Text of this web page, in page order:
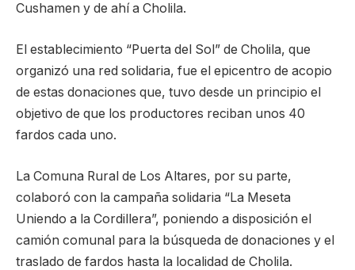
Cushamen y de ahí a Cholila.
El establecimiento “Puerta del Sol” de Cholila, que
organizó una red solidaria, fue el epicentro de acopio
de estas donaciones que, tuvo desde un principio el
objetivo de que los productores reciban unos 40
fardos cada uno.
La Comuna Rural de Los Altares, por su parte,
colaboró con la campaña solidaria “La Meseta
Uniendo a la Cordillera”, poniendo a disposición el
camión comunal para la búsqueda de donaciones y el
traslado de fardos hasta la localidad de Cholila.